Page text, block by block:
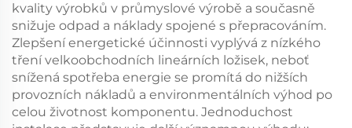
kvality výrobků v průmyslové výrobě a současně
snižuje odpad a náklady spojené s přepracováním.
Zlepšení energetické účinnosti vyplývá z nízkého
tření velkoobchodních lineárních ložisek, neboť
snížená spotřeba energie se promítá do nižších
provozních nákladů a environmentálních výhod po
celou životnost komponentu. Jednoduchost